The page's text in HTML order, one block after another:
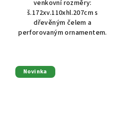
venkovní rozměry:
š.172xv.110xhl.207cm s
dřevěným čelem a
perforovaným ornamentem.
Novinka